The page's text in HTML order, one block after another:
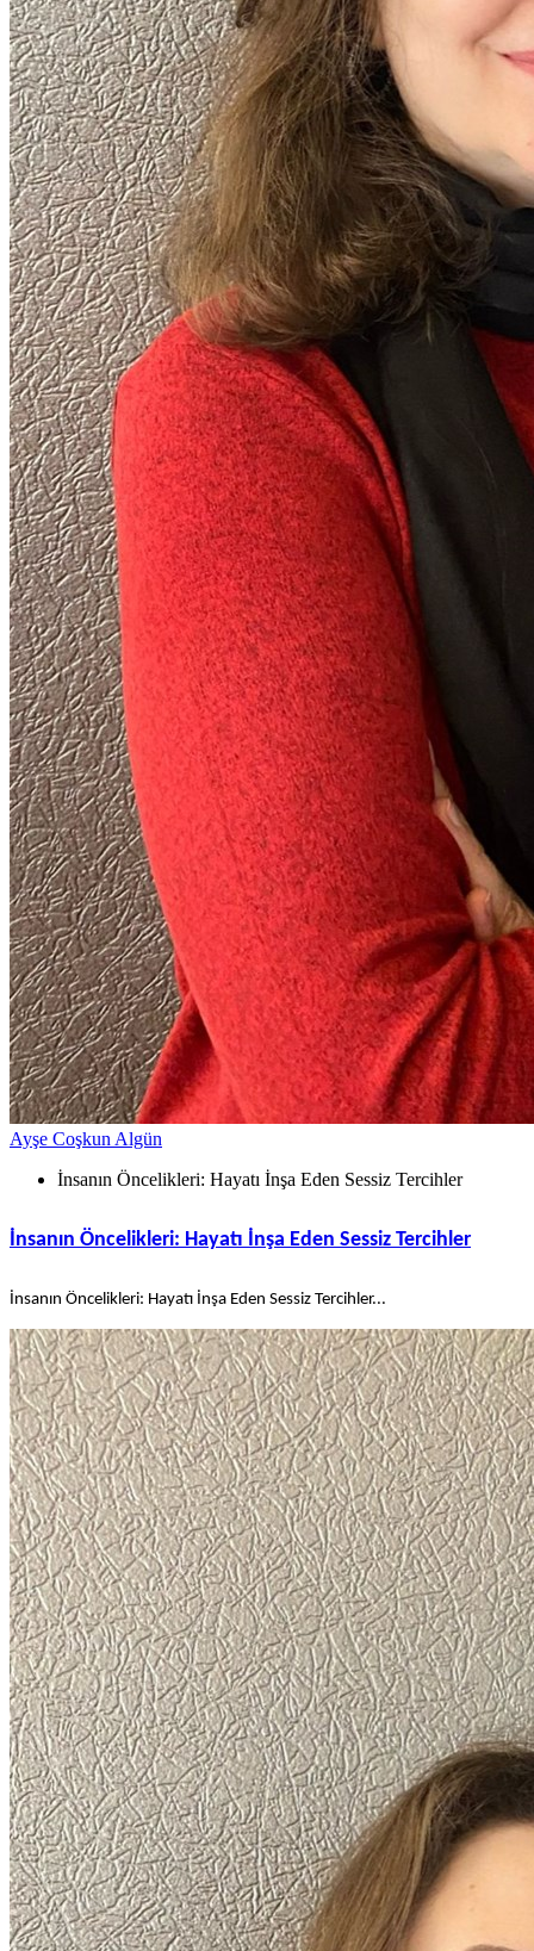
Ayşe Coşkun Algün
İnsanın Öncelikleri: Hayatı İnşa Eden Sessiz Tercihler
İnsanın Öncelikleri: Hayatı İnşa Eden Sessiz Tercihler
İnsanın Öncelikleri: Hayatı İnşa Eden Sessiz Tercihler...